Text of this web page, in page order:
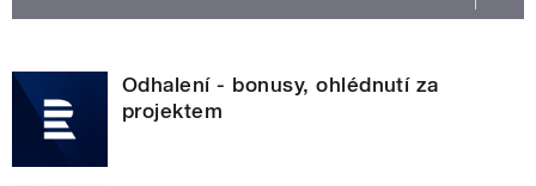
Odhalení - bonusy, ohlédnutí za
projektem